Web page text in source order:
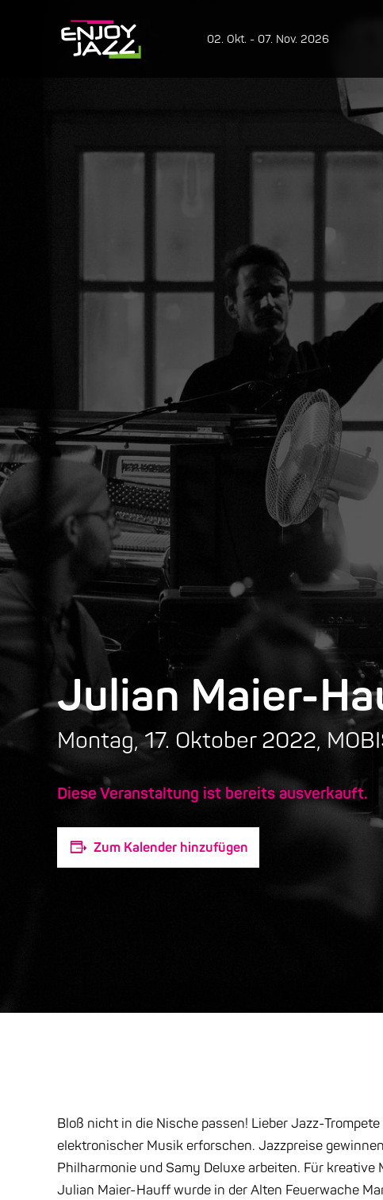
02. Okt. - 07. Nov. 2026
Julian Maier-
Montag, 17. Oktober 2022,
Diese Veranstaltung ist bereits ausverkauft.
Zum Kalender hinzufügen
Bloß nicht in die Nische passen! Lieber Jazz-
elektronischer Musik erforschen. Jazzpreise
Philharmonie und Samy Deluxe arbeiten. Für
Julian Maier-Hauff wurde in der Alten Feuerwache